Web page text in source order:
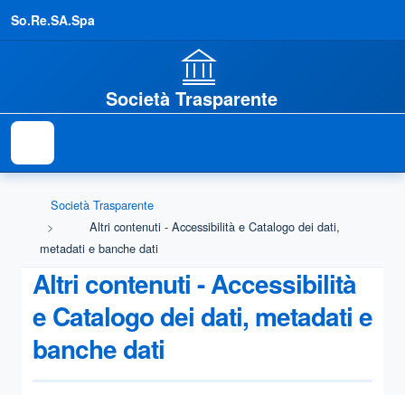
So.Re.SA.Spa
Società Trasparente
Società Trasparente
Altri contenuti - Accessibilità e Catalogo dei dati,
metadati e banche dati
Altri contenuti - Accessibilità
e Catalogo dei dati, metadati e
banche dati